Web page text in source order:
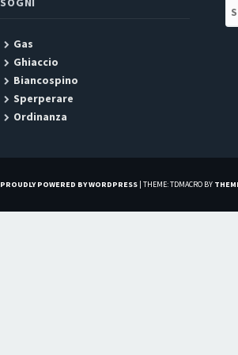
Gas
Ghiaccio
Biancospino
Sperperare
Ordinanza
PROUDLY POWERED BY WORDPRESS | THEME: TDMACRO BY